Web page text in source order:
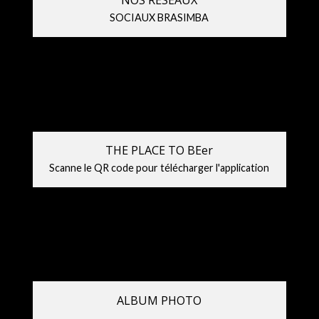
SOCIAUX BRASIMBA
THE PLACE TO BEer
Scanne le QR code pour télécharger l'application
ALBUM PHOTO